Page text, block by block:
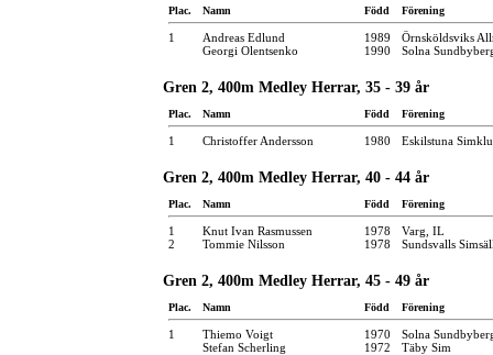
Plac. Namn Född Förening
1 Andreas Edlund 1989
Örnsköldsviks
Georgi Olentsenko
1990 Solna
Gren 2, 400m Medley Herrar, 35 - 39 år
Plac. Namn Född Förening
1 Christoffer Andersson 1980 Eskilstuna
Gren 2, 400m Medley Herrar, 40 - 44 år
Plac. Namn Född Förening
1 Knut Ivan Rasmussen 1978
Varg, IL
2
Tommie Nilsson 1978 Sundsvalls
Gren 2, 400m Medley Herrar, 45 - 49 år
Plac. Namn Född Förening
1 Thiemo Voigt 1970
Solna
Stefan Scherling
1972 Täby Sim